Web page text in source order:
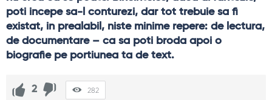
poti incepe sa-l conturezi, dar tot trebuie sa fi
existat, in prealabil, niste minime repere: de lectura,
de documentare – ca sa poti broda apoi o
biografie pe portiunea ta de text.
2 282